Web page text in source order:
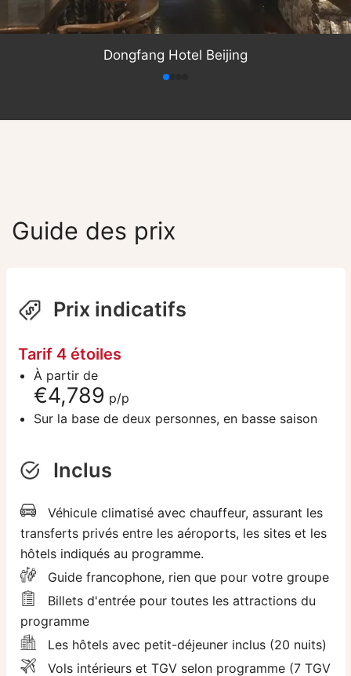
Dongfang Hotel Beijing
Guide des prix
Prix indicatifs
Tarif 4 étoiles
À partir de
€4,789 p/p
Sur la base de deux personnes, en basse saison
Inclus
Véhicule climatisé avec chauffeur, assurant les
transferts privés entre les aéroports, les sites et les
hôtels indiqués au programme.
Guide francophone, rien que pour votre groupe
Billets d'entrée pour toutes les attractions du
programme
Les hôtels avec petit-déjeuner inclus (20 nuits)
Vols intérieurs et TGV selon programme (7 TGV